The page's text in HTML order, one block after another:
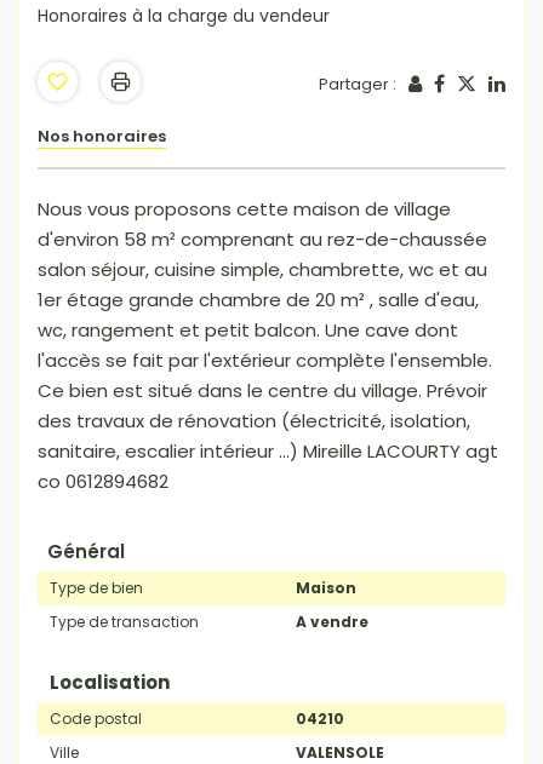
Honoraires à la charge du vendeur
Partager :
Nos honoraires
Nous vous proposons cette maison de village
d'environ 58 m² comprenant au rez-de-chaussée
salon séjour, cuisine simple, chambrette, wc et au
1er étage grande chambre de 20 m² , salle d'eau,
wc, rangement et petit balcon. Une cave dont
l'accès se fait par l'extérieur complète l'ensemble.
Ce bien est situé dans le centre du village. Prévoir
des travaux de rénovation (électricité, isolation,
sanitaire, escalier intérieur ...) Mireille LACOURTY agt
co 0612894682
Général
Type de bien
Maison
Type de transaction
A vendre
Localisation
Code postal
04210
Ville
VALENSOLE